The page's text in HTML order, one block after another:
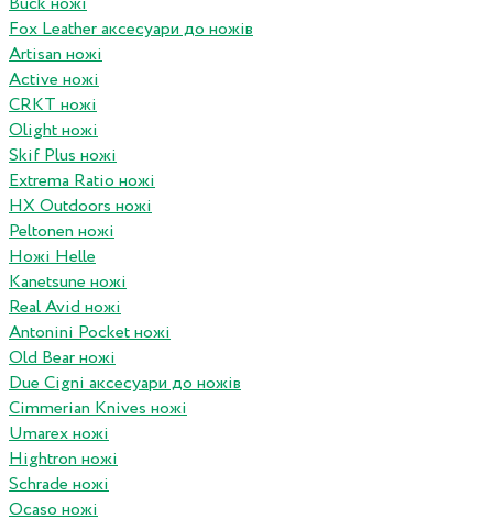
Fox Leather аксесуари до ножів
Artisan ножі
Active ножі
CRKT ножі
Olight ножі
Skif Plus ножі
Extrema Ratio ножі
HX Outdoors ножі
Peltonen ножі
Ножі Helle
Kanetsune ножі
Real Avid ножі
Antonini Pocket ножі
Old Bear ножі
Due Cigni аксесуари до ножів
Cimmerian Knives ножі
Umarex ножі
Hightron ножі
Schrade ножі
Ocaso ножі